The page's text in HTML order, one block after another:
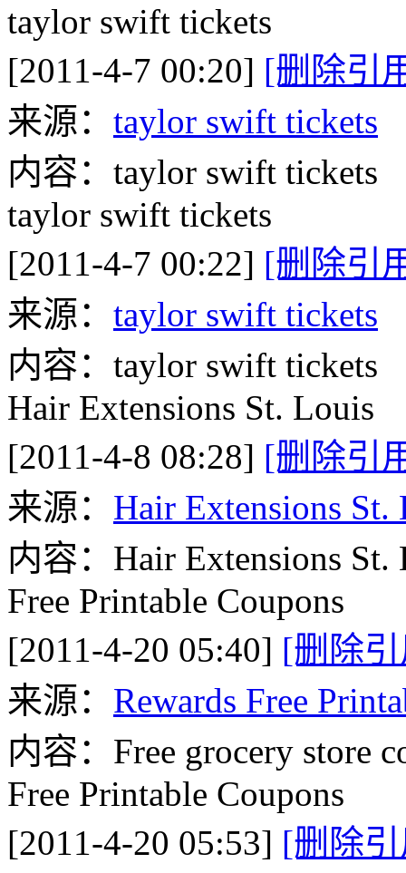
taylor swift tickets
[2011-4-7 00:20] [删除引
来源： taylor swift tickets
内容：taylor swift tickets
taylor swift tickets
[2011-4-7 00:22] [删除引
来源： taylor swift tickets
内容：taylor swift tickets
Hair Extensions St. Louis
[2011-4-8 08:28] [删除引
来源： Hair Extensions St.
内容：Hair Extensions St.
Free Printable Coupons
[2011-4-20 05:40] [删除
来源： Rewards Free
内容：Free grocery store
Free Printable Coupons
[2011-4-20 05:53] [删除